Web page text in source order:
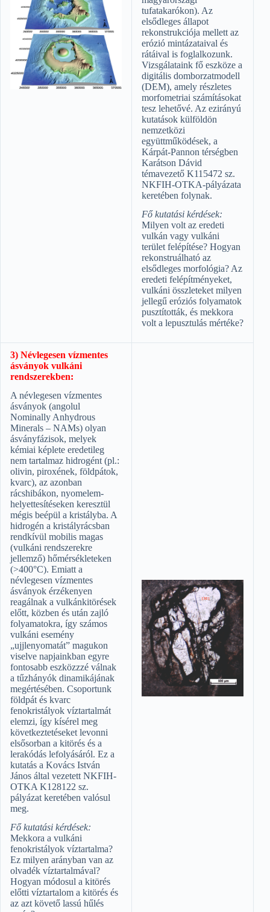
tufatakarókon). Az
elsődleges állapot
rekonstrukciója mellett az
erózió mintázataival és
rátáival is foglalkozunk.
Vizsgálataink fő eszköze a
digitális domborzatmodell
(DEM), amely részletes
morfometriai számításokat
tesz lehetővé. Az ezirányú
kutatások külföldön
nemzetközi
együttműködések, a
Kárpát-Pannon térségben
Karátson Dávid
témavezető K115472 sz.
NKFIH-OTKA-pályázata
keretében folynak.
Fő kutatási kérdések:
Milyen volt az eredeti
vulkán vagy vulkáni
terület felépítése? Hogyan
rekonstruálható az
elsődleges morfológia? Az
eredeti felépítményeket,
vulkáni összleteket milyen
jellegű eróziós folyamatok
pusztították, és mekkora
volt a lepusztulás mértéke?
3) Névlegesen vízmentes
ásványok vulkáni
rendszerekben:
A névlegesen vízmentes
ásványok (angolul
Nominally Anhydrous
Minerals – NAMs) olyan
ásványfázisok, melyek
kémiai képlete eredetileg
nem tartalmaz hidrogént (pl.:
olivin, piroxének, földpátok,
kvarc), az azonban
rácshibákon, nyomelem-
helyettesítéseken keresztül
mégis beépül a kristályba. A
hidrogén a kristályrácsban
rendkívül mobilis magas
(vulkáni rendszerekre
jellemző) hőmérsékleteken
(>400°C). Emiatt a
névlegesen vízmentes
ásványok érzékenyen
reagálnak a vulkánkitörések
előtt, közben és után zajló
folyamatokra, így számos
vulkáni esemény
„ujjlenyomatát” magukon
viselve napjainkban egyre
fontosabb eszközzzé válnak
a tűzhányók dinamikájának
megértésében. Csoportunk
földpát és kvarc
fenokristályok víztartalmát
elemzi, így kísérel meg
következtetéseket levonni
elsősorban a kitörés és a
lerakódás lefolyásáról. Ez a
kutatás a Kovács István
János által vezetett NKFIH-
OTKA K128122 sz.
pályázat keretében valósul
meg.
Fő kutatási kérdések:
Mekkora a vulkáni
fenokristályok víztartalma?
Ez milyen arányban van az
olvadék víztartalmával?
Hogyan módosul a kitörés
előtti víztartalom a kitörés és
az azt követő lassú hűlés